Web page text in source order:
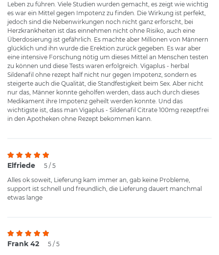
Leben zu führen. Viele Studien wurden gemacht, es zeigt wie wichtig
es war ein Mittel gegen Impotenz zu finden. Die Wirkung ist perfekt,
jedoch sind die Nebenwirkungen noch nicht ganz erforscht, bei
Herzkrankheiten ist das einnehmen nicht ohne Risiko, auch eine
Überdosierung ist gefährlich. Es machte aber Millionen von Männern
glücklich und ihn wurde die Erektion zurück gegeben. Es war aber
eine intensive Forschung nötig um dieses Mittel an Menschen testen
zu können und diese Tests waren erfolgreich. Vigaplus - herbal
Sildenafil ohne rezept half nicht nur gegen Impotenz, sondern es
steigerte auch die Qualität, die Standfestigkeit beim Sex. Aber nicht
nur das, Männer konnte geholfen werden, dass auch durch dieses
Medikament ihre Impotenz geheilt werden konnte. Und das
wichtigste ist, dass man Vigaplus - Sildenafil Citrate 100mg rezeptfrei
in den Apotheken ohne Rezept bekommen kann.
Elfriede
5 / 5
Alles ok soweit, Lieferung kam immer an, gab keine Probleme,
support ist schnell und freundlich, die Lieferung dauert manchmal
etwas lange
Frank 42
5 / 5